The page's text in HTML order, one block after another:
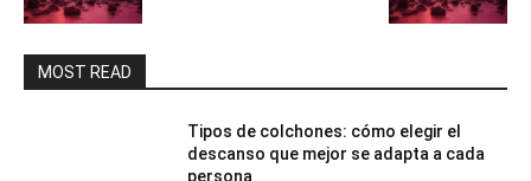
MOST READ
Tipos de colchones: cómo elegir el
descanso que mejor se adapta a cada
persona